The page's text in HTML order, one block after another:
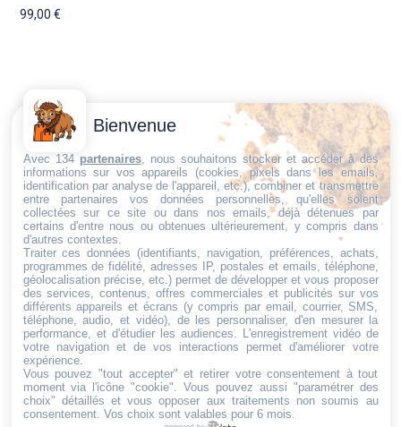
99,00€
Trouvez ce qu'il vous faut,
au bon endroit
Conditions
générales
de vente
Politique de
cookies
Politique de
confidentialité
Mentions
légales
Conditions de
retour et de
remboursement
Droit de
rétractation
Contactez-
Nous
Email:
dt@sasbms.fr
Bienvenue
Avec 134 partenaires, nous souhaitons stocker et accéder à des
informations sur vos appareils (cookies, pixels dans les emails,
identification par analyse de l'appareil, etc.), combiner et transmettre
entre partenaires vos données personnelles, qu'elles soient
collectées sur ce site ou dans nos emails, déjà détenues par
certains d'entre nous ou obtenues ultérieurement, y compris dans
d'autres contextes.
Traiter ces données (identifiants, navigation, préférences, achats,
programmes de fidélité, adresses IP, postales et emails, téléphone,
géolocalisation précise, etc.) permet de développer et vous proposer
des services, contenus, offres commerciales et publicités sur vos
différents appareils et écrans (y compris par email, courrier, SMS,
téléphone, audio, et vidéo), de les personnaliser, d'en mesurer la
performance, et d'étudier les audiences. L'enregistrement vidéo de
votre navigation et de vos interactions permet d'améliorer votre
expérience.
Vous pouvez "tout accepter" et retirer votre consentement à tout
moment via l'icône "cookie" . Vous pouvez aussi "paramétrer des
choix" détaillés et vous opposer aux traitements non soumis au
consentement. Vos choix sont valables pour 6 mois.